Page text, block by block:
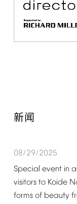
新闻
08/29/2025
Special event in
visitors to Koide
forms of beauty